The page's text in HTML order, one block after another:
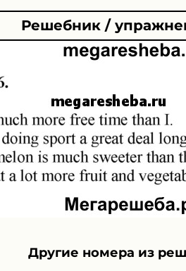
Решебник /
Другие номера из